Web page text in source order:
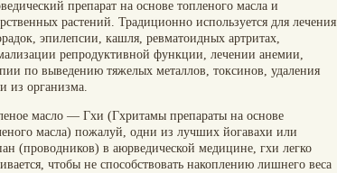
препарат на основе топленого масла и
растений. Традиционно используется для лечения
эпилепсии, кашля, ревматоидных артритах,
репродуктивной функции, лечении анемии,
по выведению тяжелых металлов, токсинов, удаления
из организма.
масло — Гхи (Гхритамы препараты на основе
масла) пожалуй, одни из лучших йогавахи или
(проводников) в аюрведической медицине, гхи легко
чтобы не способствовать накоплению лишнего веса